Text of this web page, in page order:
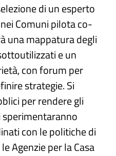
di un esperto
Comuni pilota co-
una mappatura degli
e un
con forum per
strategie. Si
per rendere gli
con le politiche di
Agenzie per la Casa